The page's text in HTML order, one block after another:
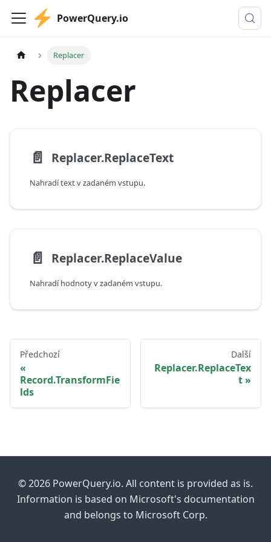
PowerQuery.io
Replacer
Replacer
📄️ Replacer.ReplaceText
Nahradí text v zadaném vstupu.
📄️ Replacer.ReplaceValue
Nahradí hodnoty v zadaném vstupu.
Předchozí
Record.TransformFie
lds
Další
Replacer.ReplaceTex
t
© 2026 PowerQuery.io. All content is provided as is.
Information is based on Microsoft's documentation
and belongs to Microsoft Corp.